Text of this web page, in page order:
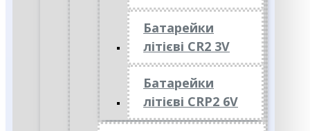
Батарейки
літієві CR2 3V
Батарейки
літієві CRP2 6V